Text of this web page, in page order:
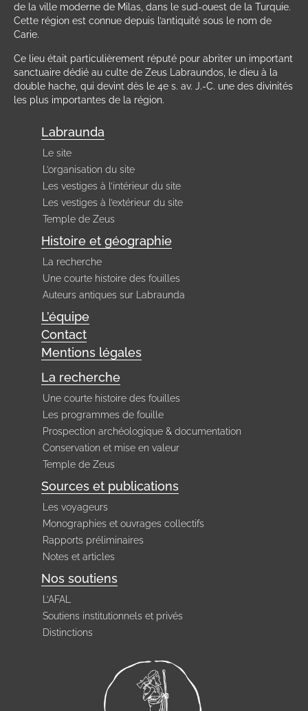
de la ville moderne de Milas, dans le sud-ouest de la Turquie.
Cette région est connue depuis l’antiquité sous le nom de
Carie.
Ce lieu était particulièrement réputé pour abriter un important
sanctuaire dédié au culte de Zeus Labraundos, le dieu à la
double hache, qui devint dès le 4e s. av. J.-C. une des divinités
les plus importantes de la région.
Labraunda
Le site
L’organisation du site
Les vestiges à l’intérieur du site
Les vestiges à l’extérieur du site
Temple de Zeus
Histoire et géographie
La recherche
Une courte histoire des fouilles
Auteurs antiques sur Labraunda
L’équipe
Contact
Mentions légales
La recherche
Une courte histoire des fouilles
Les programmes de fouille
Prospection archéologique & documentation
Conservation et mise en valeur
Temple de Zeus
Sources et publications
Les voyageurs
Monographies et ouvrages collectifs
Rapports préliminaires
Notes et articles
Nos soutiens
L’AFAL
Soutiens institutionnels et privés
Distinctions